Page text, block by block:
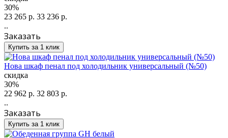
30%
23 265 р. 33 236 р.
..
Заказать
Купить за 1 клик
Нова шкаф пенал под холодильник универсальный (№50)
скидка
30%
22 962 р. 32 803 р.
..
Заказать
Купить за 1 клик